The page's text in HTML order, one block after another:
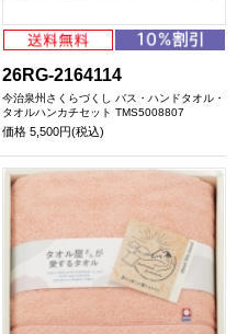
26RG-2164114
今治泉州さくらづくし バス・ハンドタオル・
タオルハンカチセット TMS5008807
価格 5,500円(税込)